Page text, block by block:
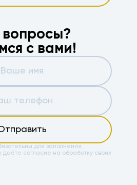
с вами!
для заполнения.
даёте согласие на обработку своих